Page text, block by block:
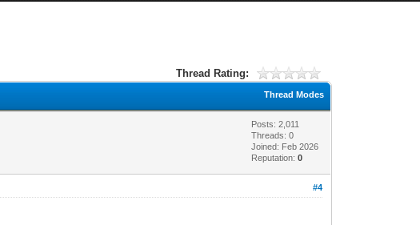
Thread Rating:
Thread Modes
Posts: 2,011
Threads: 0
Joined: Feb 2026
Reputation:0
#4